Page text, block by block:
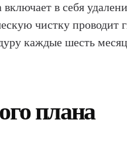
в себя
чистку проводит
каждые шесть
плана